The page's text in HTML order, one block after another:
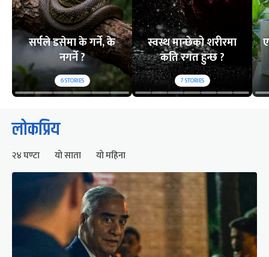
सर्पले डसेमा के गर्ने, के
नगर्ने ?
6STORIES
स्वस्थ मान्छेको शरीरमा
कति रगत हुन्छ ?
7STORIES
लोकप्रिय
२४ घण्टा यो साता यो महिना